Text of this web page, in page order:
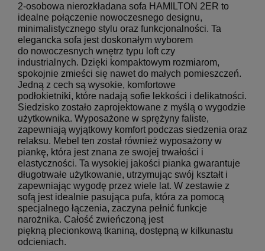
2-osobowa nierozkładana sofa HAMILTON 2ER to
idealne połączenie nowoczesnego designu,
minimalistycznego stylu oraz funkcjonalności. Ta
elegancka sofa jest doskonałym wyborem
do nowoczesnych wnętrz typu loft czy
industrialnych. Dzięki kompaktowym rozmiarom,
spokojnie zmieści się nawet do małych pomieszczeń.
Jedną z cech są wysokie, komfortowe
podłokietniki, które nadają sofie lekkości i delikatności.
Siedzisko zostało zaprojektowane z myślą o wygodzie
użytkownika. Wyposażone w sprężyny faliste,
zapewniają wyjątkowy komfort podczas siedzenia oraz
relaksu. Mebel ten został również wyposażony w
piankę, która jest znana ze swojej trwałości i
elastyczności. Ta wysokiej jakości pianka gwarantuje
długotrwałe użytkowanie, utrzymując swój kształt i
zapewniając wygodę przez wiele lat. W zestawie z
sofą jest idealnie pasująca pufa, która za pomocą
specjalnego łączenia, zaczyna pełnić funkcje
narożnika. Całość zwieńczoną jest
piękną plecionkową tkaniną, dostępną w kilkunastu
odcieniach.